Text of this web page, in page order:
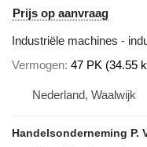
Prijs op aanvraag
Industriële machines -
Vermogen 47 PK (34.55
Nederland, Waalwijk
Handelsonderneming P.